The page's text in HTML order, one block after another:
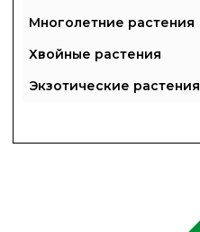
Многолетние растения
Хвойные растения
Экзотические растения